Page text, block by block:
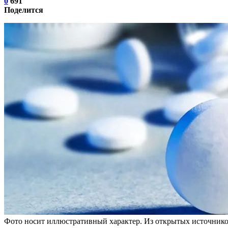
Поделится
Фото носит иллюстративный характер. Из открытых